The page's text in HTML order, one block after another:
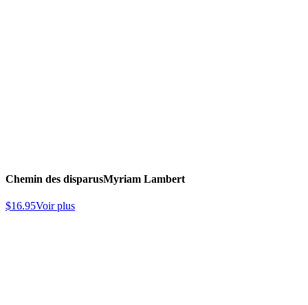
Chemin des disparusMyriam Lambert
$16.95Voir plus